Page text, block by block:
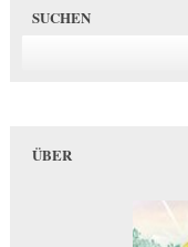
SUCHEN
ÜBER